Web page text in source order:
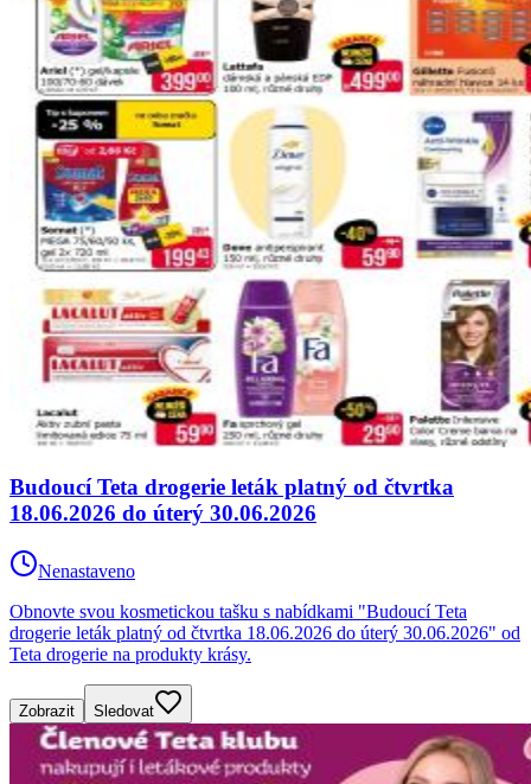
Budoucí Teta drogerie leták platný od čtvrtka
18.06.2026 do úterý 30.06.2026
Nenastaveno
Obnovte svou kosmetickou tašku s nabídkami "Budoucí Teta
drogerie leták platný od čtvrtka 18.06.2026 do úterý 30.06.2026" od
Teta drogerie na produkty krásy.
Zobrazit Sledovat